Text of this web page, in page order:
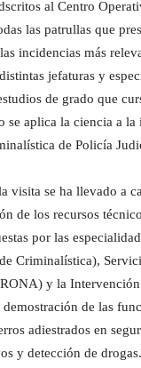
al Centro
las patrullas que
incidencias más
jefaturas y
de grado que
se aplica la ciencia a la
de Policía
visita se ha llevado a
de los recursos
por las
Criminalística),
y la
de las
adiestrados en
y detección de drogas.